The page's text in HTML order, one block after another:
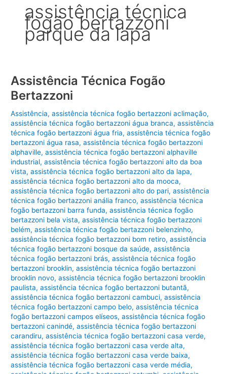
assistência técnica
fogão bertazzoni
parque da lapa
Assistência Técnica Fogão
Bertazzoni
Assistência,assistência técnica fogão bertazzoni aclimação,
assistência técnica fogão bertazzoni água branca,assistência
técnica fogão bertazzoni água fria,assistência técnica fogão
bertazzoni água rasa,assistência técnica fogão bertazzoni
alphaville,assistência técnica fogão bertazzoni alphaville
industrial,assistência técnica fogão bertazzoni alto da boa
vista,assistência técnica fogão bertazzoni alto da lapa,
assistência técnica fogão bertazzoni alto da mooca,
assistência técnica fogão bertazzoni alto do pari,assistência
técnica fogão bertazzoni anália franco,assistência técnica
fogão bertazzoni barra funda,assistência técnica fogão
bertazzoni bela vista,assistência técnica fogão bertazzoni
belém,assistência técnica fogão bertazzoni belenzinho,
assistência técnica fogão bertazzoni bom retiro,assistência
técnica fogão bertazzoni bosque da saúde,assistência
técnica fogão bertazzoni brás,assistência técnica fogão
bertazzoni brooklin,assistência técnica fogão bertazzoni
brooklin novo,assistência técnica fogão bertazzoni brooklin
paulista,assistência técnica fogão bertazzoni butantã,
assistência técnica fogão bertazzoni cambuci,assistência
técnica fogão bertazzoni campo belo,assistência técnica
fogão bertazzoni campos elíseos,assistência técnica fogão
bertazzoni canindé,assistência técnica fogão bertazzoni
carandiru,assistência técnica fogão bertazzoni casa verde,
assistência técnica fogão bertazzoni casa verde alta,
assistência técnica fogão bertazzoni casa verde baixa,
assistência técnica fogão bertazzoni casa verde média,